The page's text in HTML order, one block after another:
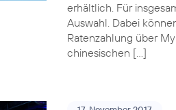
erhältlich. Für
Auswahl. Dabei
Ratenzahlung über
chinesischen […]